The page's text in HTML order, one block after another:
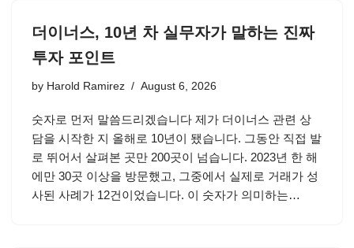
더이너스, 10년 차 실무자가 말하는 진짜
투자 포인트
by Harold Ramirez August 6, 2026
숫자로 먼저 말씀드리겠습니다 제가 더이너스 관련 상
담을 시작한 지 올해로 10년이 됐습니다. 그동안 직접 발
로 뛰어서 살펴본 곳만 200곳이 넘습니다. 2023년 한 해
에만 30곳 이상을 방문했고, 그중에서 실제로 거래가 성
사된 사례가 12건이었습니다. 이 숫자가 의미하는…